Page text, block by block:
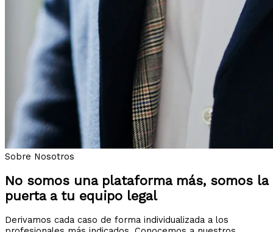
Sobre Nosotros
No somos una plataforma más, somos la
puerta a tu equipo legal
Derivamos cada caso de forma individualizada a los